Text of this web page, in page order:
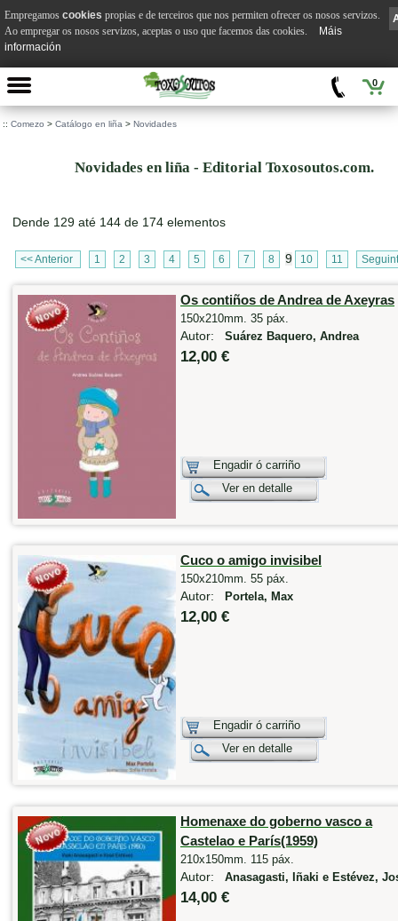
0
:: Comezo > Catálogo en liña > Novidades
Novidades en liña - Editorial Toxosoutos.com.
Dende 129 até 144 de 174 elementos
<< Anterior 1 2 3 4 5 6 7 8 9 10 11
Os contiños de Andrea de Axeyras
150x210mm. 35 páx.
Autor: Suárez Baquero, Andrea
12,00 €
Engadir ó carriño
Ver en detalle
Cuco o amigo invisibel
150x210mm. 55 páx.
Autor: Portela, Max
12,00 €
Engadir ó carriño
Ver en detalle
Homenaxe do goberno vasco a
Castelao e París(1959)
210x150mm. 115 páx.
Autor: Anasagasti, Iñaki e Estévez,
14,00 €
Empregamos cookies propias e de terceiros que nos permiten ofrecer os nosos servizos.
Ao empregar os nosos servizos, aceptas o uso que facemos das cookies.
Máis
información